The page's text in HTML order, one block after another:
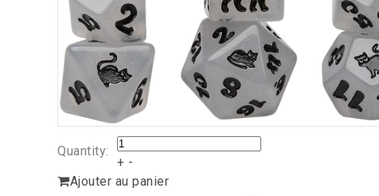
Quantity:
+ -
Ajouter au panier